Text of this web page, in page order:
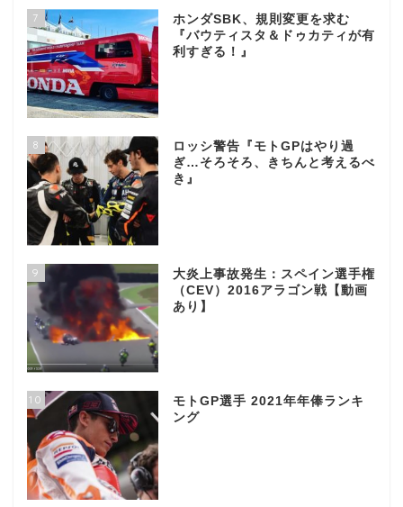
7
ホンダSBK、規則変更を求む
『バウティスタ＆ドゥカティが有
利すぎる！』
8
ロッシ警告『モトGPはやり過
ぎ…そろそろ、きちんと考えるべ
き』
9
大炎上事故発生：スペイン選手権
（CEV）2016アラゴン戦【動画
あり】
10
モトGP選手 2021年年俸ランキ
ング